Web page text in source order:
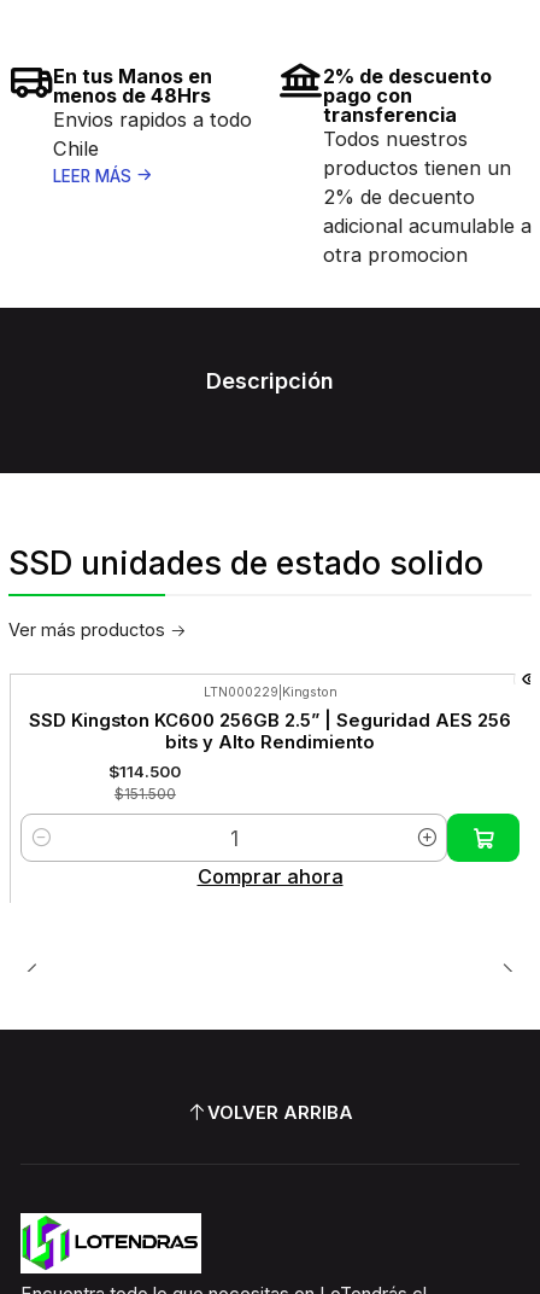
En tus Manos en
menos de 48Hrs
Envios rapidos a todo
Chile
LEER MÁS
2% de descuento
pago con
transferencia
Todos nuestros
productos tienen un
2% de decuento
adicional acumulable a
otra promocion
Descripción
SSD unidades de estado solido
Ver más productos
-24%
OFF
LTN000229 Kingston
SSD Kingston KC600 256GB 2.5” | Seguridad AES 256
bits y Alto Rendimiento
$114.500
$151.500
Cantidad
Comprar ahora
VOLVER ARRIBA